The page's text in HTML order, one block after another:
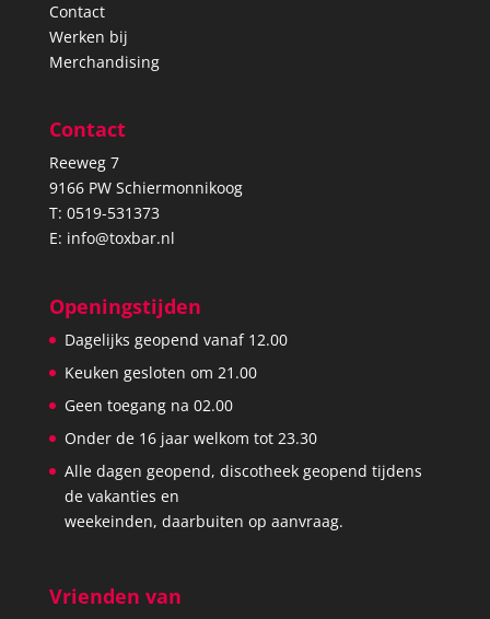
Contact
Werken bij
Merchandising
Contact
Reeweg 7
9166 PW Schiermonnikoog
T: 0519-531373
E: info@toxbar.nl
Openingstijden
Dagelijks geopend vanaf 12.00
Keuken gesloten om 21.00
Geen toegang na 02.00
Onder de 16 jaar welkom tot 23.30
Alle dagen geopend, discotheek geopend tijdens
de vakanties en
weekeinden, daarbuiten op aanvraag.
Vrienden van